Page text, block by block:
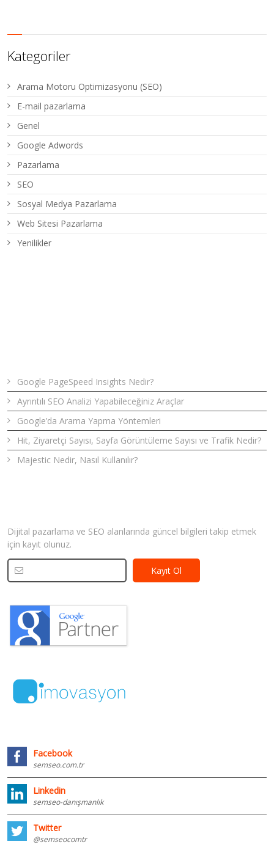
Kategoriler
Arama Motoru Optimizasyonu (SEO)
E-mail pazarlama
Genel
Google Adwords
Pazarlama
SEO
Sosyal Medya Pazarlama
Web Sitesi Pazarlama
Yenilikler
Google PageSpeed Insights Nedir?
Ayrıntılı SEO Analizi Yapabileceğiniz Araçlar
Google’da Arama Yapma Yöntemleri
Hit, Ziyaretçi Sayısı, Sayfa Görüntüleme Sayısı ve Trafik Nedir?
Majestic Nedir, Nasıl Kullanılır?
Dijital pazarlama ve SEO alanlarında güncel bilgileri takip etmek
için kayıt olunuz.
Facebook
semseo.com.tr
Linkedin
semseo-danışmanlık
Twitter
@semseocomtr